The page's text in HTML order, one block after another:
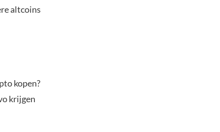
altcoins
kopen?
krijgen